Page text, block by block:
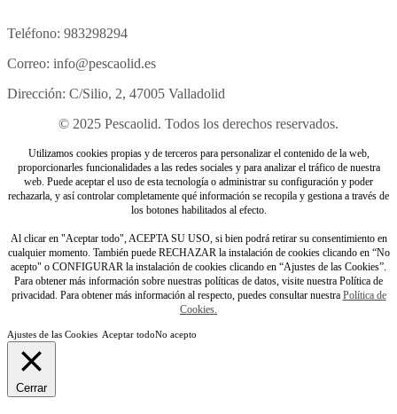
Teléfono: 983298294
Correo: info@pescaolid.es
Dirección: C/Silio, 2, 47005 Valladolid
© 2025 Pescaolid. Todos los derechos reservados.
Utilizamos cookies propias y de terceros para personalizar el contenido de la web,
proporcionarles funcionalidades a las redes sociales y para analizar el tráfico de nuestra
web. Puede aceptar el uso de esta tecnología o administrar su configuración y poder
rechazarla, y así controlar completamente qué información se recopila y gestiona a través de
los botones habilitados al efecto.
Al clicar en "Aceptar todo", ACEPTA SU USO, si bien podrá retirar su consentimiento en
cualquier momento. También puede RECHAZAR la instalación de cookies clicando en “No
acepto" o CONFIGURAR la instalación de cookies clicando en “Ajustes de las Cookies”.
Para obtener más información sobre nuestras políticas de datos, visite nuestra Política de
privacidad. Para obtener más información al respecto, puedes consultar nuestra Política de
Cookies.
Ajustes de las Cookies Aceptar todoNo acepto
Cerrar